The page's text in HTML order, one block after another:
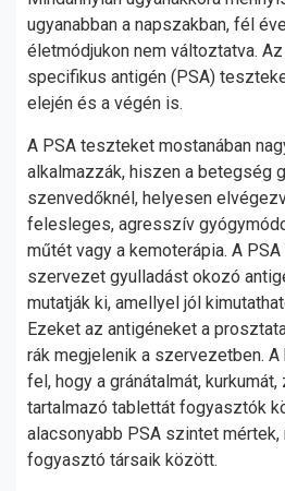
ugyanabban a napszakban, fél
életmódjukon nem változtatva.
specifikus antigén (PSA)
elején és a végén is.
A PSA teszteket mostanában
alkalmazzák, hiszen a betegség
szenvedőknél, helyesen
felesleges, agresszív
műtét vagy a kemoterápia. A
szervezet gyulladást okozó
mutatják ki, amellyel jól
Ezeket az antigéneket a
rák megjelenik a szervezetben.
fel, hogy a gránátalmát,
tartalmazó tablettát fogyasztók
alacsonyabb PSA szintet
fogyasztó társaik között.